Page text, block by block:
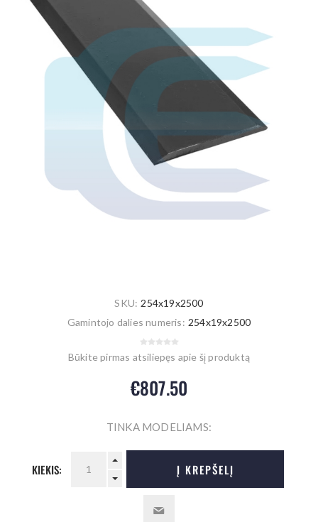
SKU: 254x19x2500
Gamintojo dalies numeris: 254x19x2500
Būkite pirmas atsiliepęs apie šį produktą
€807.50
TINKA MODELIAMS:
KIEKIS: Į KREPŠELĮ